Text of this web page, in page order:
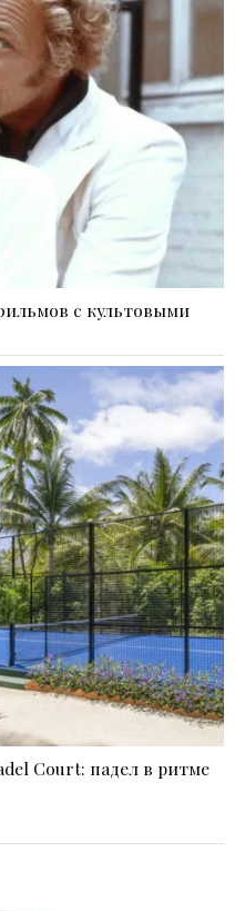
с культовыми
Court: падел в ритме